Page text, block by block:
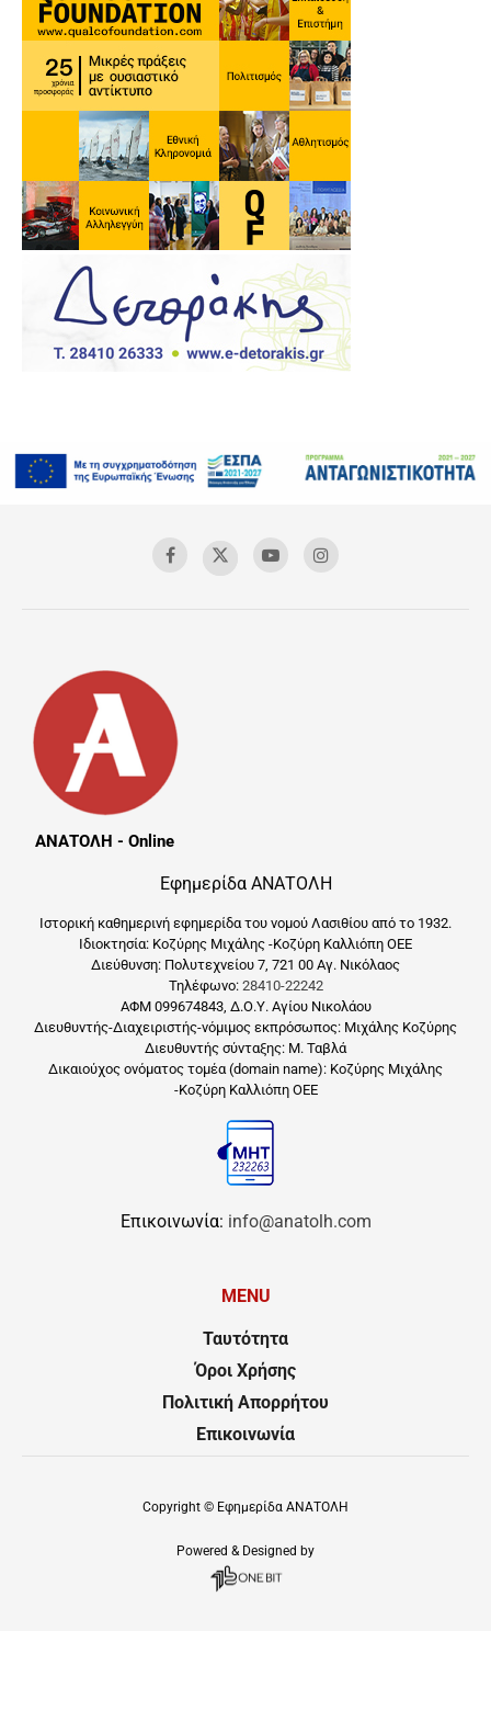
ΑΝΑΤΟΛΗ - Online
Εφημερίδα ΑΝΑΤΟΛΗ
Ιστορική καθημερινή εφημερίδα του νομού Λασιθίου από το 1932.
Ιδιοκτησία: Κοζύρης Μιχάλης -Κοζύρη Καλλιόπη ΟΕΕ
Διεύθυνση: Πολυτεχνείου 7, 721 00 Αγ. Νικόλαος
Τηλέφωνο: 28410-22242
ΑΦΜ 099674843, Δ.Ο.Υ. Αγίου Νικολάου
Διευθυντής-Διαχειριστής-νόμιμος εκπρόσωπος: Μιχάλης Κοζύρης
Διευθυντής σύνταξης: Μ. Ταβλά
Δικαιούχος ονόματος τομέα (domain name): Κοζύρης Μιχάλης
-Κοζύρη Καλλιόπη ΟΕΕ
Επικοινωνία: info@anatolh.com
MENU
Ταυτότητα
Όροι Χρήσης
Πολιτική Απορρήτου
Επικοινωνία
Copyright © Εφημερίδα ΑΝΑΤΟΛΗ
Powered & Designed by